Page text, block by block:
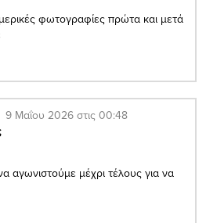
φωτογραφίες πρώτα και μετά
9 Μαΐου 2026 στις 00:48
αγωνιστούμε μέχρι τέλους για να